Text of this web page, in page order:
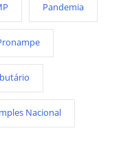
Pandemia
Nacional